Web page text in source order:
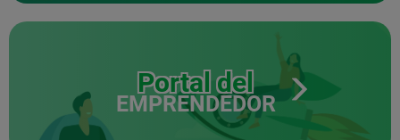
Portal del
EMPRENDEDOR